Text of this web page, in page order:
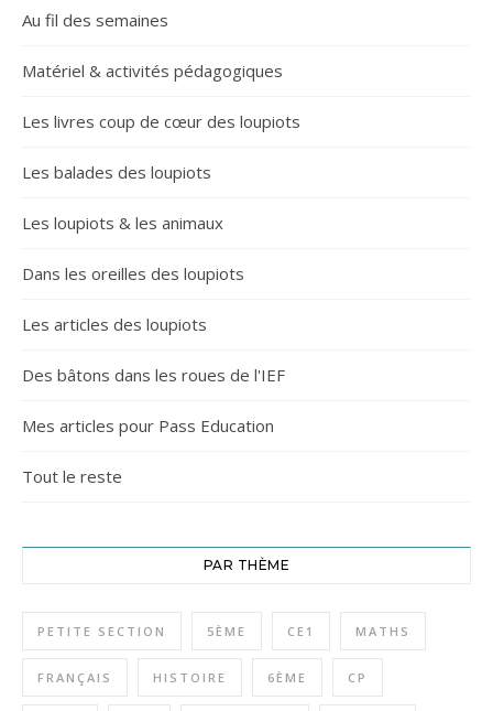
Au fil des semaines
Matériel & activités pédagogiques
Les livres coup de cœur des loupiots
Les balades des loupiots
Les loupiots & les animaux
Dans les oreilles des loupiots
Les articles des loupiots
Des bâtons dans les roues de l'IEF
Mes articles pour Pass Education
Tout le reste
PAR THÈME
PETITE SECTION 5ÈME CE1 MATHS
FRANÇAIS HISTOIRE 6ÈME CP